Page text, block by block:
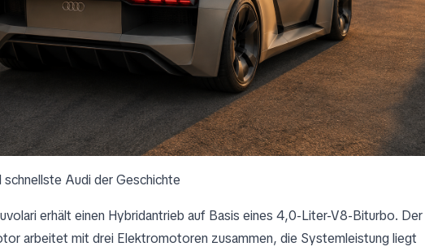
Audi der Geschichte
erhält einen Hybridantrieb auf Basis eines 4,0-Liter-V8-Biturbo. Der
arbeitet mit drei Elektromotoren zusammen, die Systemleistung liegt